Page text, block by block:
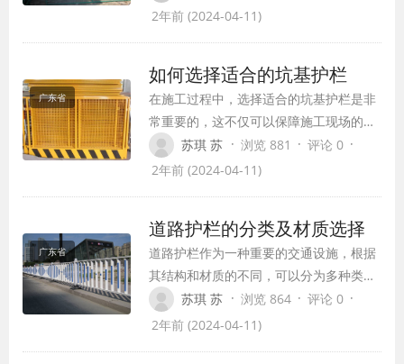
需要根据道路的具体情况和使用需求来选
2年前 (2024-04-11)
广东省
如何选择适合的坑基护栏
在施工过程中，选择适合的坑基护栏是非
常重要的，这不仅可以保障施工现场的安
全，还可以提升工作效率和质量。那么，
如何选择适合的坑基护栏呢？
苏琪 苏 · 浏览 881 · 评论 0 ·
2年前 (2024-04-11)
广东省
道路护栏的分类及材质选择
道路护栏作为一种重要的交通设施，根据
其结构和材质的不同，可以分为多种类
型。常见的道路护栏有钢护栏、铝合金护
栏、塑料护栏等，它们各具特点，适用于
苏琪 苏 · 浏览 864 · 评论 0 ·
2年前 (2024-04-11)